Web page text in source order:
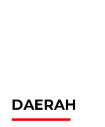
DAERAH